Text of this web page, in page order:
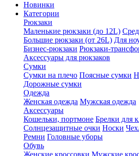
Новинки
Категории
Рюкзаки
Маленькие рюкзаки (до 12L)
Большие рюкзаки (от 26L) Для
Бизнес-рюкзаки Рюкзаки-
Аксессуары для рюкзаков
Сумки
Сумки на плечо Поясные сумки
Дорожные сумки
Одежда
Женская одежда Мужская одежда
Аксессуары
Кошельки, портмоне Брелки для
Солнцезащитные очки Носки
Ремни Головные уборы
Обувь
Женские кроссовки Мужские